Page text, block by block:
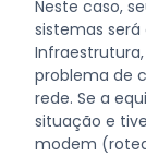
Neste caso,
sistemas
problema de
rede. Se a
situação e
modem